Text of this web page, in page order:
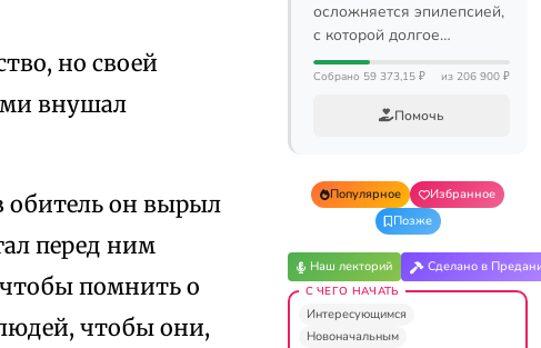
но своей
внушал
обитель он вырыл
перед ним
помнить о
чтобы они,
осложняется эпилепсией,
с которой долгое…
Собрано 59 373,15 ₽ из 206 900 ₽
Помочь
Популярное
Избранное
Позже
Наш лекторий Сделано в
С ЧЕГО НАЧАТЬ
Интересующимся
Новоначальным